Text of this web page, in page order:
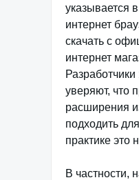
указывается
интернет
скачать с
интернет
уверяют, что
расширения
подходить
практике это
В частности,